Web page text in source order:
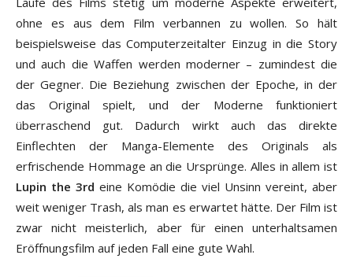
ohne es aus dem Film verbannen zu wollen. So hält
beispielsweise das Computerzeitalter Einzug in die Story
und auch die Waffen werden moderner – zumindest die
der Gegner. Die Beziehung zwischen der Epoche, in der
das Original spielt, und der Moderne funktioniert
überraschend gut. Dadurch wirkt auch das direkte
Einflechten der Manga-Elemente des Originals als
erfrischende Hommage an die Ursprünge. Alles in allem ist
Lupin the 3rd eine Komödie die viel Unsinn vereint, aber
weit weniger Trash, als man es erwartet hätte. Der Film ist
zwar nicht meisterlich, aber für einen unterhaltsamen
Eröffnungsfilm auf jeden Fall eine gute Wahl.